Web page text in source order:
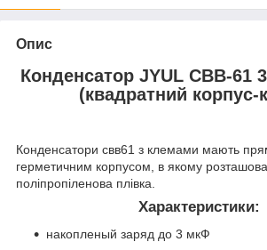
Опис
Конденсатор JYUL CBB-61
(квадратний корпус-
Конденсатори свв61 з клемами мають
герметичним корпусом, в якому
поліпропіленова плівка.
Характеристики:
накопленый заряд до 3 мкФ